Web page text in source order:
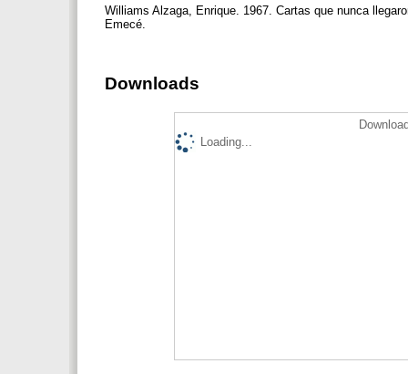
Williams Alzaga, Enrique. 1967. Cartas que nunca
Emecé.
Downloads
Loading...